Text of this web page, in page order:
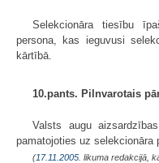
Selekcionāra tiesību
persona, kas ieguvusi
kārtībā.
10.pants. Pilnvarotais
Valsts augu
pamatojoties uz selekcionāra
(17.11.2005 . likuma redakcijā,